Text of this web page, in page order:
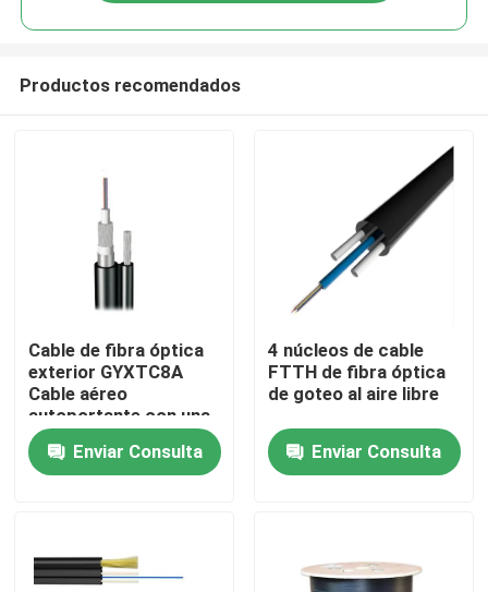
Hogar
Sobre nosotros
Productos recomendados
Cable de fibra óptica
exterior GYXTC8A
Cable aéreo
autoportante con una
longitud de cable de 5
km
Enviar Consulta
4 núcleos de cable
FTTH de fibra óptica
de goteo al aire libre
Enviar Consulta